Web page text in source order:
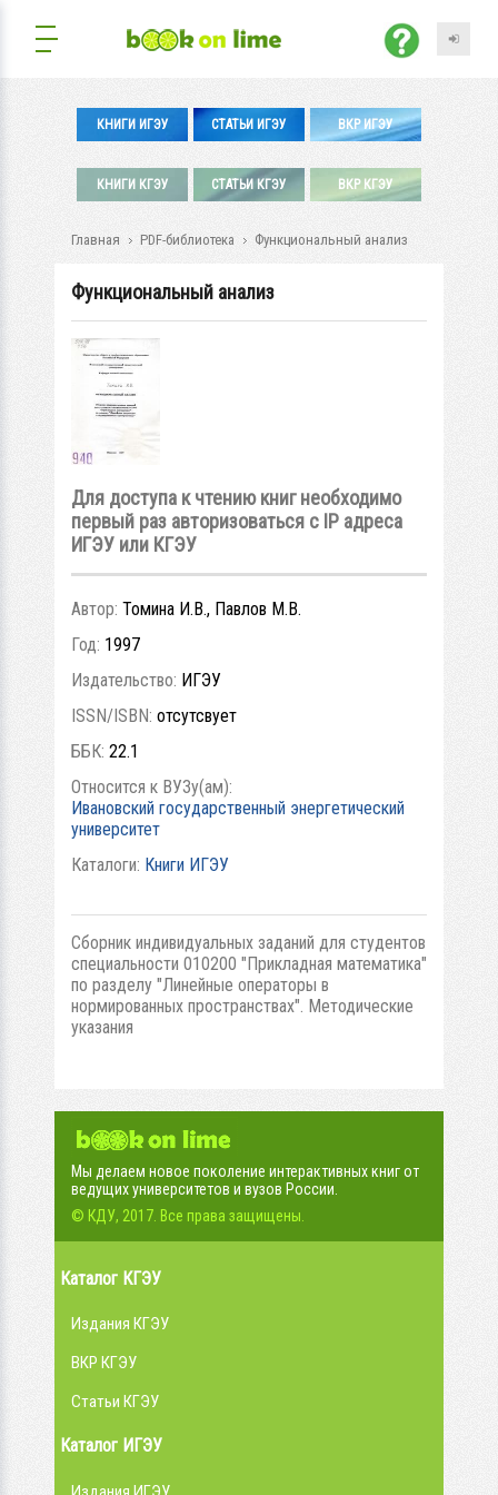
КНИГИ ИГЭУ СТАТЬИ ИГЭУ ВКР ИГЭУ
КНИГИ КГЭУ СТАТЬИ КГЭУ ВКР КГЭУ
Главная PDF-библиотека Функциональный анализ
Функциональный анализ
Для доступа к чтению книг необходимо
первый раз авторизоваться с IP адреса
ИГЭУ или КГЭУ
Автор: Томина И.В., Павлов М.В.
Год: 1997
Издательство: ИГЭУ
ISSN/ISBN: отсутсвует
ББК: 22.1
Относится к ВУЗу(ам):
Ивановский государственный энергетический
университет
Каталоги: Книги ИГЭУ
Сборник индивидуальных заданий для студентов
специальности 010200 "Прикладная математика"
по разделу "Линейные операторы в
нормированных пространствах". Методические
указания
Мы делаем новое поколение интерактивных книг от
ведущих университетов и вузов России.
© КДУ, 2017. Все права защищены.
Каталог КГЭУ
Издания КГЭУ
ВКР КГЭУ
Статьи КГЭУ
Каталог ИГЭУ